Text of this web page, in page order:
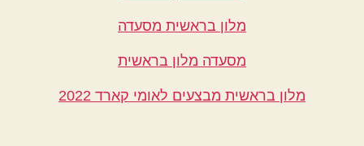
מלון בראשית מסעדה
מסעדה מלון בראשית
מלון בראשית מבצעים לאומי קארד 2022